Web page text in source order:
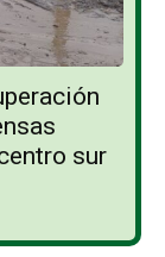
sur